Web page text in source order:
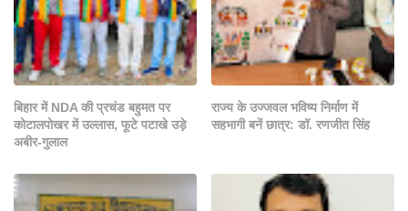
बिहार में NDA की प्रचंड बहुमत पर
कोटालपोखर में उल्लास, फूटे पटाखे उड़े
अबीर-गुलाल
राज्य के उज्जवल भविष्य निर्माण में
सहभागी बनें छात्र: डॉ. रणजीत सिंह